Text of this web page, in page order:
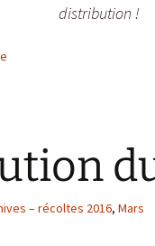
distribution !
– récoltes 2016, Mars